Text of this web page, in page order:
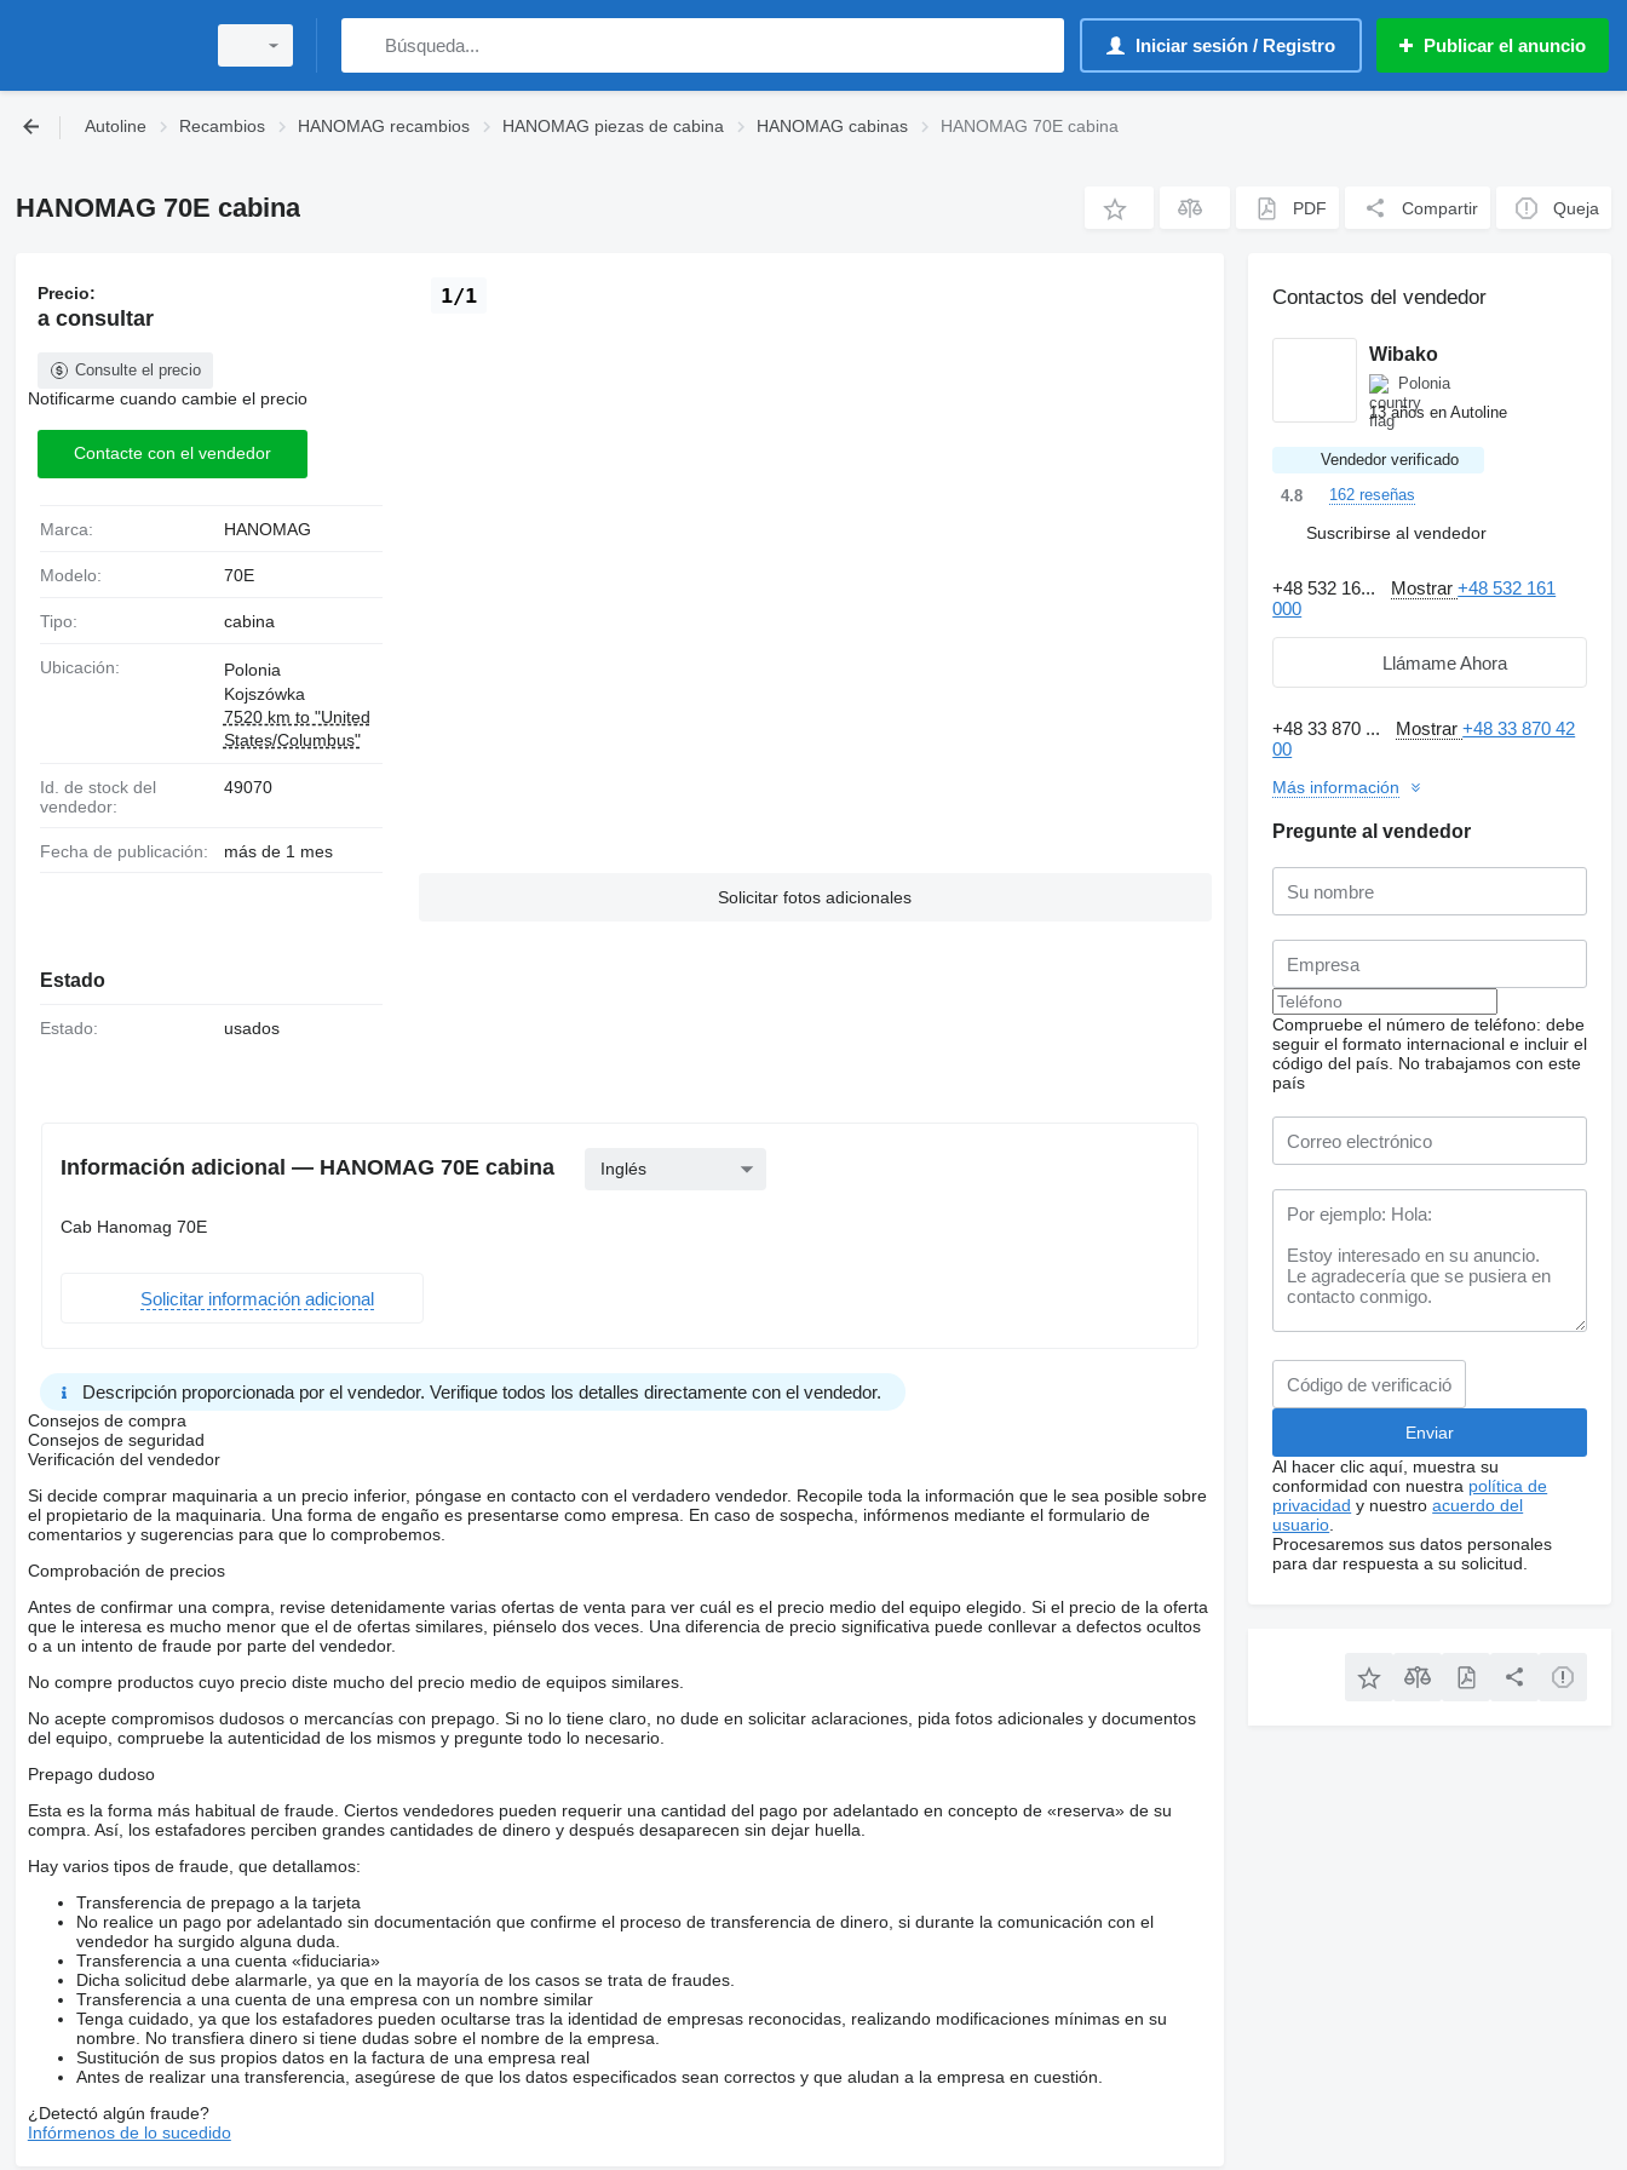
Iniciar sesión / Registro Publicar el anuncio
Autoline Recambios HANOMAG recambios HANOMAG piezas de cabina HANOMAG cabinas HANOMAG 70E cabina
HANOMAG 70E cabina PDF Compartir Queja
1/1
Solicitar fotos adicionales
Precio:
a consultar
Consulte el precio
Notificarme cuando cambie el precio
Contacte con el vendedor
Marca: HANOMAG
Modelo: 70E
Tipo: cabina
Ubicación:
Polonia
Kojszówka
7520 km to "United
States/Columbus"
Id. de stock del
vendedor:
49070
Fecha de publicación: más de 1 mes
Estado
Estado: usados
Información adicional — HANOMAG 70E cabina Inglés
Cab Hanomag 70E
Solicitar información adicional
Descripción proporcionada por el vendedor. Verifique todos los detalles directamente con el vendedor.
Consejos de compra
Consejos de seguridad
Verificación del vendedor
Si decide comprar maquinaria a un precio inferior, póngase en contacto con el verdadero vendedor. Recopile toda la información que le sea posible sobre
el propietario de la maquinaria. Una forma de engaño es presentarse como empresa. En caso de sospecha, infórmenos mediante el formulario de
comentarios y sugerencias para que lo comprobemos.
Comprobación de precios
Antes de confirmar una compra, revise detenidamente varias ofertas de venta para ver cuál es el precio medio del equipo elegido. Si el precio de la oferta
que le interesa es mucho menor que el de ofertas similares, piénselo dos veces. Una diferencia de precio significativa puede conllevar a defectos ocultos
o a un intento de fraude por parte del vendedor.
No compre productos cuyo precio diste mucho del precio medio de equipos similares.
No acepte compromisos dudosos o mercancías con prepago. Si no lo tiene claro, no dude en solicitar aclaraciones, pida fotos adicionales y documentos
del equipo, compruebe la autenticidad de los mismos y pregunte todo lo necesario.
Prepago dudoso
Esta es la forma más habitual de fraude. Ciertos vendedores pueden requerir una cantidad del pago por adelantado en concepto de «reserva» de su
compra. Así, los estafadores perciben grandes cantidades de dinero y después desaparecen sin dejar huella.
Hay varios tipos de fraude, que detallamos:
Transferencia de prepago a la tarjeta
No realice un pago por adelantado sin documentación que confirme el proceso de transferencia de dinero, si durante la comunicación con el
vendedor ha surgido alguna duda.
Transferencia a una cuenta «fiduciaria»
Dicha solicitud debe alarmarle, ya que en la mayoría de los casos se trata de fraudes.
Transferencia a una cuenta de una empresa con un nombre similar
Tenga cuidado, ya que los estafadores pueden ocultarse tras la identidad de empresas reconocidas, realizando modificaciones mínimas en su
nombre. No transfiera dinero si tiene dudas sobre el nombre de la empresa.
Sustitución de sus propios datos en la factura de una empresa real
Antes de realizar una transferencia, asegúrese de que los datos especificados sean correctos y que aludan a la empresa en cuestión.
¿Detectó algún fraude?
Infórmenos de lo sucedido
Contactos del vendedor
Wibako
Polonia
13 años en Autoline
Vendedor verificado
4.8
162 reseñas
Suscribirse al vendedor
+48 532 16... Mostrar+48 532 161
000
Llámame Ahora
+48 33 870 ... Mostrar+48 33 870 42
00
Más información
Pregunte al vendedor
Compruebe el número de teléfono: debe
seguir el formato internacional e incluir el
código del país. No trabajamos con este
país
Al hacer clic aquí, muestra su
conformidad con nuestra política de
privacidad y nuestroacuerdo del
usuario
Procesaremos sus datos personales
para dar respuesta a su solicitud.